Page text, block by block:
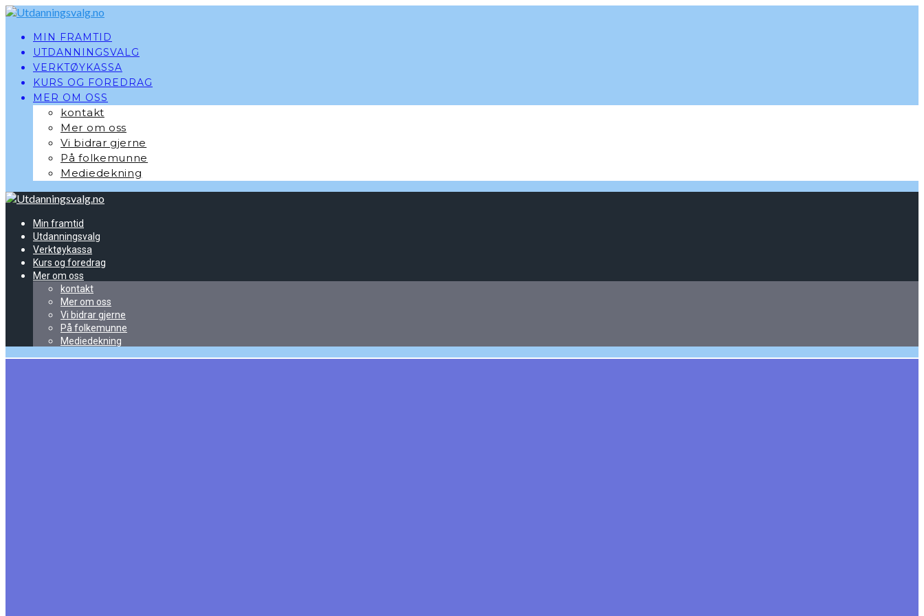
Skip
contentMIN FRAMTID
UTDANNINGSVALG
VERKTØYKASSA
KURS OG FOREDRAG
MER OM OSS
kontakt
Mer om oss
Vi bidrar gjerne
På folkemunne
Mediedekning
Min framtid
Utdanningsvalg
Verktøykassa
Kurs og foredrag
Mer om oss
kontakt
Mer om oss
Vi bidrar gjerne
På folkemunne
Mediedekning